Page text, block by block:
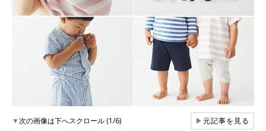
▼次の画像は下へスクロール (1/6) ▶元記事を見る